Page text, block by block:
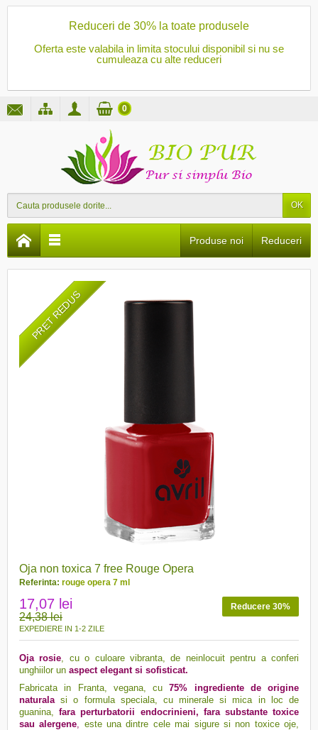
Reduceri de 30% la toate produsele
Oferta este valabila in limita stocului disponibil si nu se
cumuleaza cu alte reduceri
OK
0
Reduceri
Produse noi
PRET REDUS
Oja non toxica 7 free Rouge Opera
Referinta: rouge opera 7 ml
Reducere 30%
17,07 lei
24,38 lei
EXPEDIERE IN 1-2 ZILE
Oja rosie, cu o culoare vibranta, de neinlocuit pentru a conferi
unghiilor un aspect elegant si sofisticat.
Fabricata in Franta, vegana, cu75% ingrediente de origine
naturalasi o formula speciala, cu minerale si mica in loc de
guanina, fara perturbatorii endocrinieni, fara substante toxice
sau alergene, este una dintre cele mai sigure si non toxice oje,